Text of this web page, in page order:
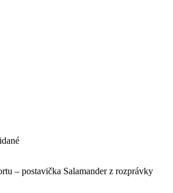
– postavička Salamander z rozprávky